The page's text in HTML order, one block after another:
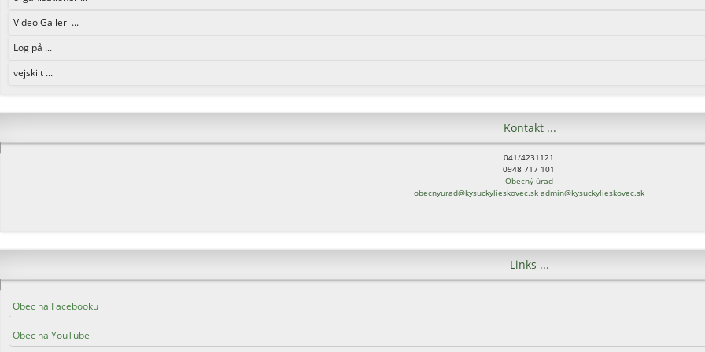
Video Galleri ...
Log på ...
vejskilt ...
Kontakt ...
041/4231121
0948 717 101
Obecný úrad
obecnyurad@kysuckylieskovec.sk admin@kysuckylieskovec.sk
Links ...
Obec na Facebooku
Obec na YouTube